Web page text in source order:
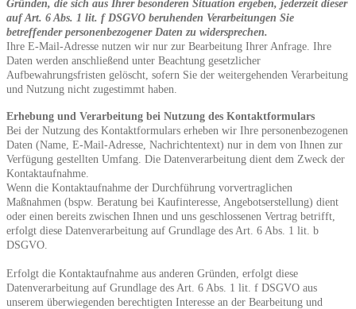
Gründen, die sich aus Ihrer besonderen Situation ergeben, jederzeit dieser
auf Art. 6 Abs. 1 lit. f DSGVO beruhenden Verarbeitungen Sie
betreffender personenbezogener Daten zu widersprechen.
Ihre E-Mail-Adresse nutzen wir nur zur Bearbeitung Ihrer Anfrage. Ihre
Daten werden anschließend unter Beachtung gesetzlicher
Aufbewahrungsfristen gelöscht, sofern Sie der weitergehenden Verarbeitung
und Nutzung nicht zugestimmt haben.
Erhebung und Verarbeitung bei Nutzung des Kontaktformulars
Bei der Nutzung des Kontaktformulars erheben wir Ihre personenbezogenen
Daten (Name, E-Mail-Adresse, Nachrichtentext) nur in dem von Ihnen zur
Verfügung gestellten Umfang. Die Datenverarbeitung dient dem Zweck der
Kontaktaufnahme.
Wenn die Kontaktaufnahme der Durchführung vorvertraglichen
Maßnahmen (bspw. Beratung bei Kaufinteresse, Angebotserstellung) dient
oder einen bereits zwischen Ihnen und uns geschlossenen Vertrag betrifft,
erfolgt diese Datenverarbeitung auf Grundlage des Art. 6 Abs. 1 lit. b
DSGVO.
Erfolgt die Kontaktaufnahme aus anderen Gründen, erfolgt diese
Datenverarbeitung auf Grundlage des Art. 6 Abs. 1 lit. f DSGVO aus
unserem überwiegenden berechtigten Interesse an der Bearbeitung und